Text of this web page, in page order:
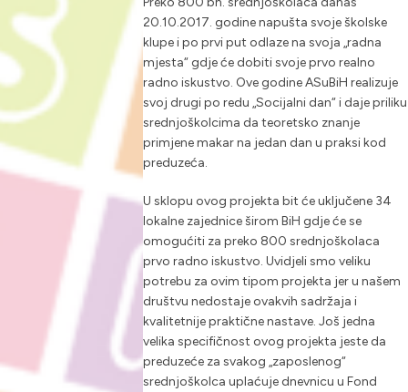
20.10.2017. godine napušta svoje školske
klupe i po prvi put odlaze na svoja „radna
mjesta“ gdje će dobiti svoje prvo realno
radno iskustvo. Ove godine ASuBiH realizuje
svoj drugi po redu „Socijalni dan“ i daje priliku
srednjoškolcima da teoretsko znanje
primjene makar na jedan dan u praksi kod
preduzeća.
U sklopu ovog projekta bit će uključene 34
lokalne zajednice širom BiH gdje će se
omogućiti za preko 800 srednjoškolaca
prvo radno iskustvo. Uvidjeli smo veliku
potrebu za ovim tipom projekta jer u našem
društvu nedostaje ovakvih sadržaja i
kvalitetnije praktične nastave. Još jedna
velika specifičnost ovog projekta jeste da
preduzeće za svakog „zaposlenog“
srednjoškolca uplaćuje dnevnicu u Fond